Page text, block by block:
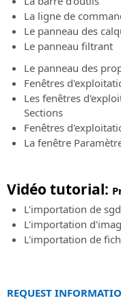
Logiciel
BIM
pour
la
conception
voies
ferrée
routes
Roads
Design
Studio
Logiciel
conception
du
service
Demande
support
technique
Service
client
Service
les
commandes,
factures,
les
en
présence
Toutes
informations
sur
les
prochains
événements
en
Événements
-
Live”
Toutes
sur
les
de
SierraSoft
Modes
paiement
acceptés:
La ligne de
Le panneau des
Le panneau filtrant
Le panneau des
Fenêtres
Les fenêtres
Sections
Fenêtres
La fenêtre
Vidéo tutorial:
L'importation de sgd
L'importation
L'importation de
REQUEST